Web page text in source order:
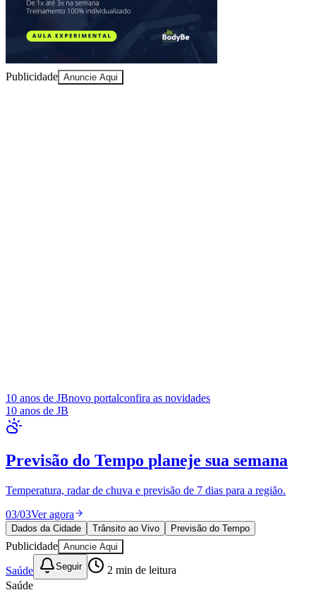
Publicidade Anuncie Aqui
10 anos de JBnovo portalconfira as novidades
10 anos de JB
Dados da Cidade indicadores e
Orçamento municipal, indicadores sociais e dados de transparência
pública.
01/03Consultar
Dados da Cidade Trânsito ao Vivo
Publicidade Anuncie Aqui